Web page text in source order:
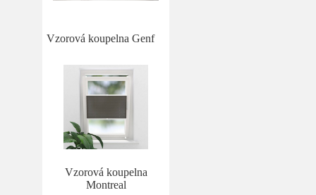
Vzorová koupelna Genf
Vzorová koupelna
Montreal